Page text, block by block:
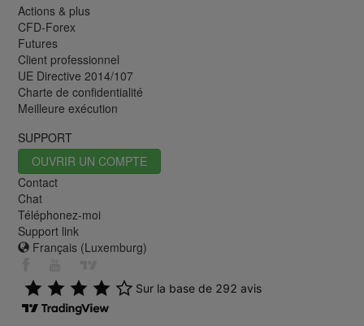
Actions & plus
CFD-Forex
Futures
Client professionnel
UE Directive 2014/107
Charte de confidentialité
Meilleure exécution
SUPPORT
OUVRIR UN COMPTE
Contact
Chat
Téléphonez-moi
Support link
Français (Luxemburg)